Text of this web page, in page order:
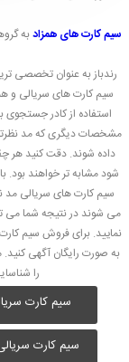
سیم کارت های همزادبه
رندباز به عنوان تخصصی
سیم کارت های سریالی و
استفاده از کادر جستجوی
مشخصات دیگری که مد
داده شوند. دقت کنید هر
شود مشابه تر خواهند بود.
سیم کارت های سریالی مد
می شوند در نتیجه شما می
نمایید. برای فروش سیم
به صورت رایگان آگهی
را
سیم کارت
سیم کارت